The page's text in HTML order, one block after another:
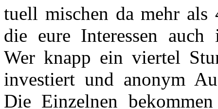
tuell mischen da mehr
die eure Interessen auch
Wer knapp ein viertel
investiert und anonym
Die Einzelnen